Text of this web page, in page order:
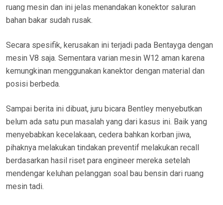
ruang mesin dan ini jelas menandakan konektor saluran
bahan bakar sudah rusak.
Secara spesifik, kerusakan ini terjadi pada Bentayga dengan
mesin V8 saja. Sementara varian mesin W12 aman karena
kemungkinan menggunakan kanektor dengan material dan
posisi berbeda.
Sampai berita ini dibuat, juru bicara Bentley menyebutkan
belum ada satu pun masalah yang dari kasus ini. Baik yang
menyebabkan kecelakaan, cedera bahkan korban jiwa,
pihaknya melakukan tindakan preventif melakukan recall
berdasarkan hasil riset para engineer mereka setelah
mendengar keluhan pelanggan soal bau bensin dari ruang
mesin tadi.